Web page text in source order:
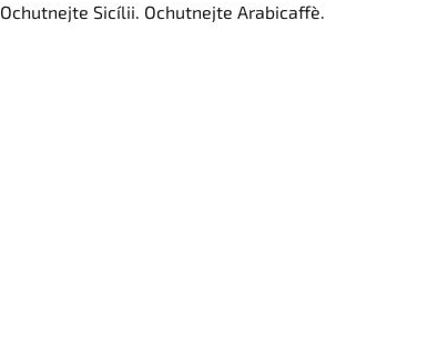
Ochutnejte Sicílii. Ochutnejte Arabicaffè.